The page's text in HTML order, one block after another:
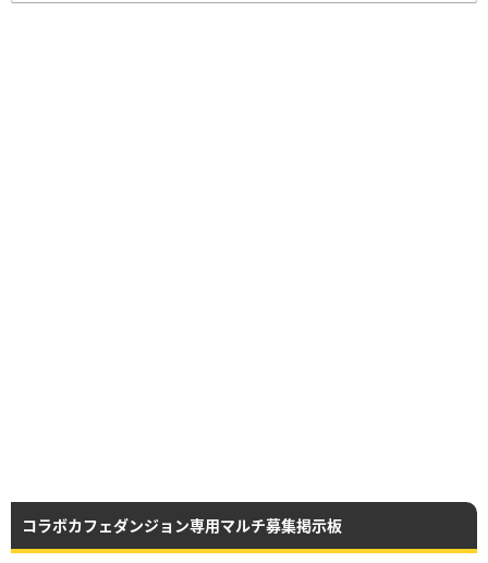
コラボカフェダンジョン専用マルチ募集掲示板